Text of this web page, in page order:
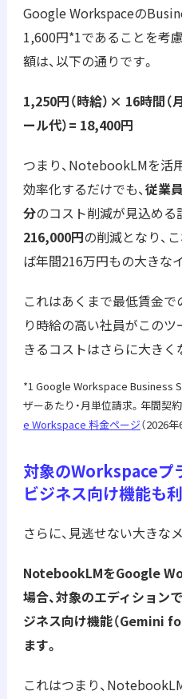
Google Workspaceの
1,600円*1であることを考
額は、以下の通りです。
1,250円（時給）× 16時間（
ール代）= 18,400円
つまり、NotebookLMを活
効率化するだけでも、従業
分のコスト削減が見込める
216,000円の削減となり、
ば年間216万円もの大きな
これはあくまで最低賃金で
り時給の高い社員がこのツ
きるコストはさらに大きく
*1 Google Workspace Business
ザーあたり・月単位請求。年間契
e Workspace 料金ページ（2026
対象のWorkspaceプ
ビジネス向け機能も
さらに、見逃せない大きな
NotebookLMをGoogle
場合、対象のエディション
ジネス向け機能（Gemini
ます。
これはつまり、